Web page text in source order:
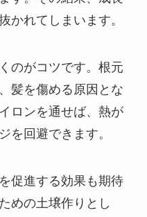
かれてしまいます。
のがコツです。根元
髪を傷める原因とな
ロンを通せば、熱が
を回避できます。
促進する効果も期待
めの土壌作りとし